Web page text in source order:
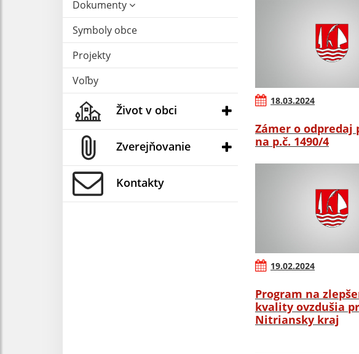
Dokumenty
Symboly obce
Projekty
Voľby
Život v obci
Zverejňovanie
Kontakty
18.03.2024
Zámer o odpredaj
na p.č. 1490/4
19.02.2024
Program na
kvality ovzdušia
Nitriansky kraj